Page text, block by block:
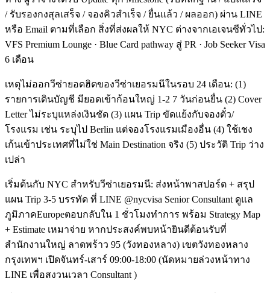
/ รับรองกงสุลเสร็จ / จองคิวสำเร็จ / ยื่นแล้ว / ผลออก) ผ่าน LINE
หรือ Email ตามที่เลือก สิ่งที่ส่งผลให้ NYC ต่างจากเอเจนซีทั่วไป:
VFS Premium Lounge · Blue Card pathway สู่ PR · Job Seeker Visa
6 เดือน
เหตุไม่ออกวีซ่ายอดฮิตของวีซ่าเยอรมนีในรอบ 24 เดือน: (1)
รายการเดินบัญชี มียอดเข้าก้อนใหญ่ 1-2 7 วันก่อนยื่น (2) Cover
Letter ไม่ระบุแหล่งเงินชัด (3) แผน Trip ขัดแย้งกับจองตั๋ว/
โรงแรม เช่น ระบุไป Berlin แต่จองโรงแรมเมืองอื่น (4) ใช้เชง
เก้นเข้าประเทศที่ไม่ใช่ Main Destination จริง (5) ประวัติ Trip ว่าง
เปล่า
เริ่มต้นกับ NYC สำหรับวีซ่าเยอรมนี: ส่งหน้าพาสปอร์ต + สรุป
แผน Trip 3-5 บรรทัด ที่ LINE @nycvisa Senior Consultant ดูแล
ภูมิภาคEuropeตอบกลับใน 1 ชั่วโมงทำการ พร้อม Strategy Map
+ Estimate เหมาจ่าย หากประสงค์พบหน้ายินดีต้อนรับที่
สำนักงานใหญ่ ลาดพร้าว 95 (วังทองหลาง) เขตวังทองหลาง
กรุงเทพฯ เปิดจันทร์-เสาร์ 09:00-18:00 (นัดหมายล่วงหน้าทาง
LINE เพื่อสงวนเวลา Consultant )